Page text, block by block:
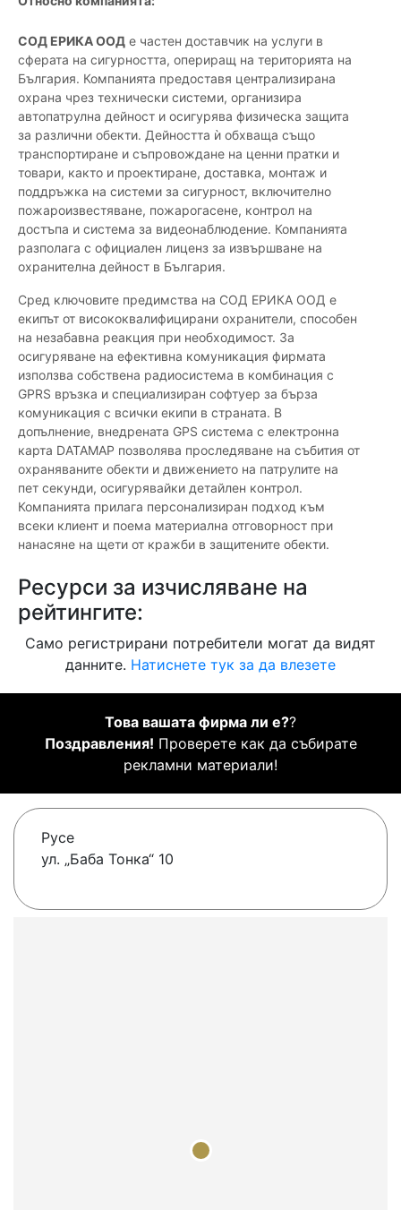
СОД ЕРИКА ООД е частен доставчик на услуги в
сферата на сигурността, опериращ на територията на
България. Компанията предоставя централизирана
охрана чрез технически системи, организира
автопатрулна дейност и осигурява физическа защита
за различни обекти. Дейността ѝ обхваща също
транспортиране и съпровождане на ценни пратки и
товари, както и проектиране, доставка, монтаж и
поддръжка на системи за сигурност, включително
пожароизвестяване, пожарогасене, контрол на
достъпа и система за видеонаблюдение. Компанията
разполага с официален лиценз за извършване на
охранителна дейност в България.
Сред ключовите предимства на СОД ЕРИКА ООД е
екипът от висококвалифицирани охранители, способен
на незабавна реакция при необходимост. За
осигуряване на ефективна комуникация фирмата
използва собствена радиосистема в комбинация с
GPRS връзка и специализиран софтуер за бърза
комуникация с всички екипи в страната. В
допълнение, внедрената GPS система с електронна
карта DATAMAP позволява проследяване на събития от
охраняваните обекти и движението на патрулите на
пет секунди, осигурявайки детайлен контрол.
Компанията прилага персонализиран подход към
всеки клиент и поема материална отговорност при
нанасяне на щети от кражби в защитените обекти.
Ресурси за изчисляване на
рейтингите:
Само регистрирани потребители могат да видят
данните. Натиснете тук за да влезете
Това вашата фирма ли е??
Поздравления! Проверете как да събирате
рекламни материали!
Русе
ул. „Баба Тонка“ 10